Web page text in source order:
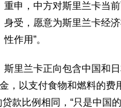
重申，中方对斯里兰卡当
身受，愿意为斯里兰卡经
性作用”。
斯里兰卡正向包含中国和
，以支付食物和燃料的费
款比例相同，“只是中国